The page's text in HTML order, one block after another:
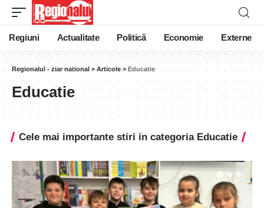
Regiuni Actualitate Politică Economie Externe
Regionalul - ziar national > Articole > Educatie
Educatie
Cele mai importante stiri in categoria Educatie